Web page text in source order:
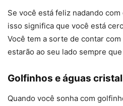
Se você está feliz nadando
isso significa que você está
Você tem a sorte de contar
estarão ao seu lado sempre
Golfinhos e águas
Quando você sonha com